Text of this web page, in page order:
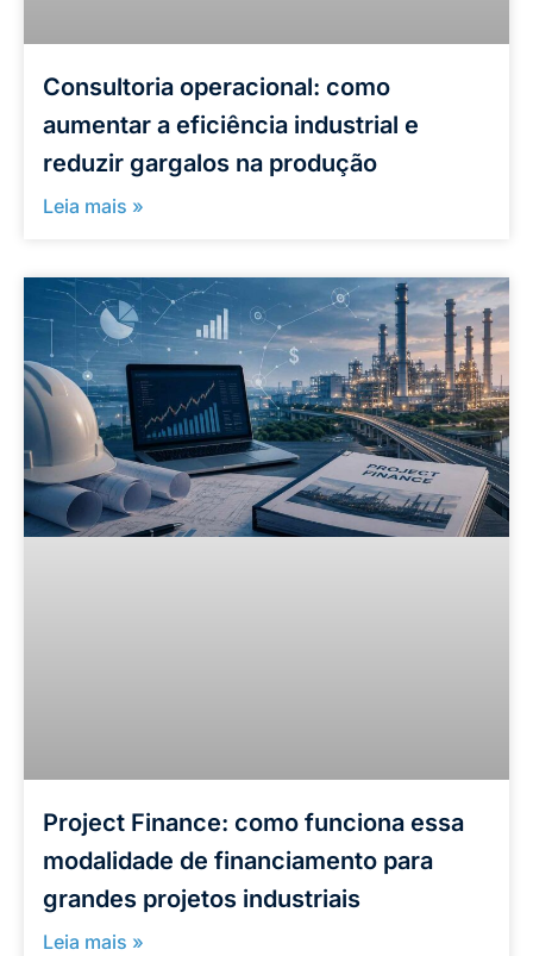
Consultoria operacional: como
aumentar a eficiência industrial e
reduzir gargalos na produção
Leia mais »
Project Finance: como funciona essa
modalidade de financiamento para
grandes projetos industriais
Leia mais »